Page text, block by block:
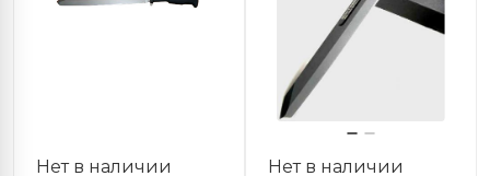
Нет в наличии Нет в наличии